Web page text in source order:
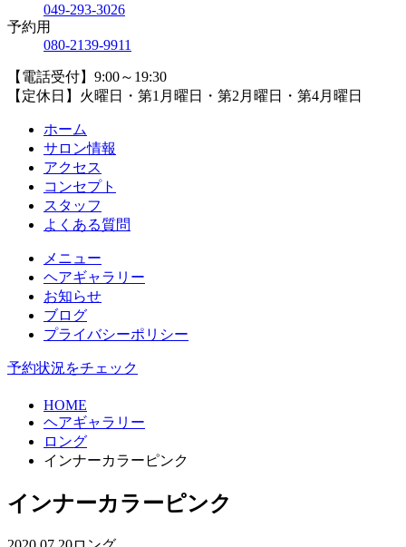
049-293-3026
予約用
080-2139-9911
【電話受付】9:00～19:30
【定休日】火曜日・第1月曜日・第2月曜日・第4月曜日
ホーム
サロン情報
アクセス
コンセプト
スタッフ
よくある質問
メニュー
ヘアギャラリー
お知らせ
ブログ
プライバシーポリシー
予約状況をチェック
HOME
ヘアギャラリー
ロング
インナーカラーピンク
インナーカラーピンク